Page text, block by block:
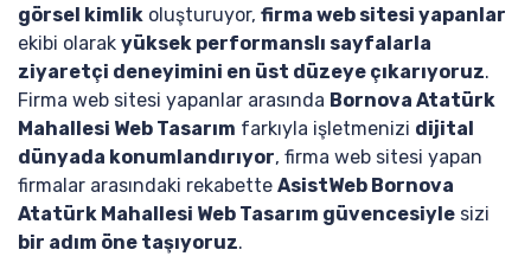
görsel kimlik oluşturuyor, firma web sitesi yapanlar
ekibi olarak yüksek performanslı sayfalarla
ziyaretçi deneyimini en üst düzeye çıkarıyoruz.
Firma web sitesi yapanlar arasında Bornova Atatürk
Mahallesi Web Tasarım farkıyla işletmenizi dijital
dünyada konumlandırıyor, firma web sitesi yapan
firmalar arasındaki rekabette AsistWeb Bornova
Atatürk Mahallesi Web Tasarım güvencesiyle sizi
bir adım öne taşıyoruz.